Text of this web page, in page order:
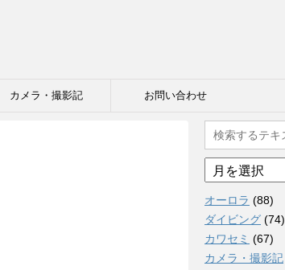
カメラ・撮影記 お問い合わせ
ア
ー
カ
イ
ブ
オーロラ (88)
ダイビング (74)
カワセミ (67)
カメラ・撮影記